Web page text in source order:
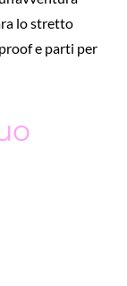
lo stretto
e parti per